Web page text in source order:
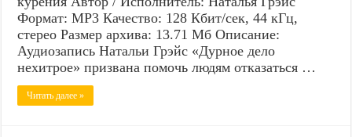
Формат: MP3 Качество: 128 Кбит/сек, 44 кГц,
стерео Размер архива: 13.71 Мб Описание:
Аудиозапись Натальи Грэйс «Дурное дело
нехитрое» призвана помочь людям отказаться …
Читать далее »